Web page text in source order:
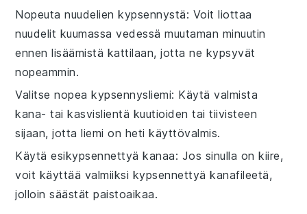
Nopeuta nuudelien kypsennystä: Voit liottaa
nuudelit kuumassa vedessä muutaman minuutin
ennen lisäämistä kattilaan, jotta ne kypsyvät
nopeammin.
Valitse nopea kypsennysliemi: Käytä valmista
kana- tai kasvislientä kuutioiden tai tiivisteen
sijaan, jotta liemi on heti käyttövalmis.
Käytä esikypsennettyä kanaa: Jos sinulla on kiire,
voit käyttää valmiiksi kypsennettyäkanafileetä,
jolloin säästät paistoaikaa.